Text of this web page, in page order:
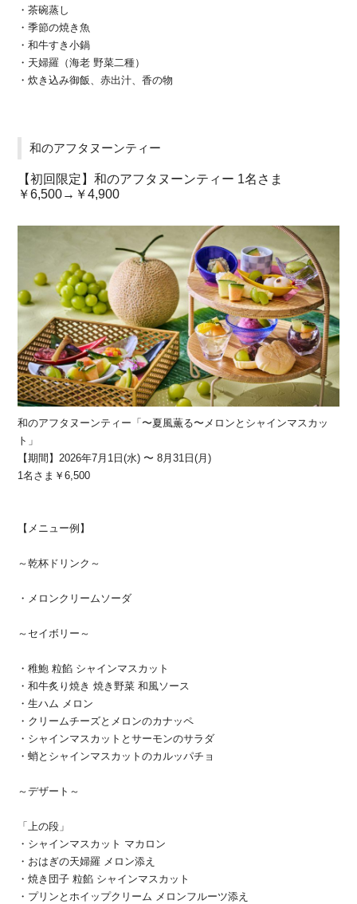
・茶碗蒸し
・季節の焼き魚
・和牛すき小鍋
・天婦羅（海老 野菜二種）
・炊き込み御飯、赤出汁、香の物
和のアフタヌーンティー
【初回限定】和のアフタヌーンティー 1名さま
￥6,500→￥4,900
和のアフタヌーンティー「〜夏風薫る〜メロンとシャインマスカッ
ト」
【期間】2026年7月1日(水) 〜 8月31日(月)
1名さま￥6,500
【メニュー例】
～乾杯ドリンク～
・メロンクリームソーダ
～セイボリー～
・稚鮑 粒餡 シャインマスカット
・和牛炙り焼き 焼き野菜 和風ソース
・生ハム メロン
・クリームチーズとメロンのカナッペ
・シャインマスカットとサーモンのサラダ
・蛸とシャインマスカットのカルッパチョ
～デザート～
「上の段」
・シャインマスカット マカロン
・おはぎの天婦羅 メロン添え
・焼き団子 粒餡 シャインマスカット
・プリンとホイップクリーム メロンフルーツ添え